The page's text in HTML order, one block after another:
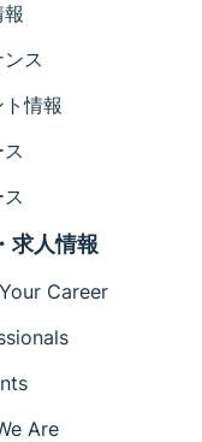
ス
情報
求人情報
Career
Are